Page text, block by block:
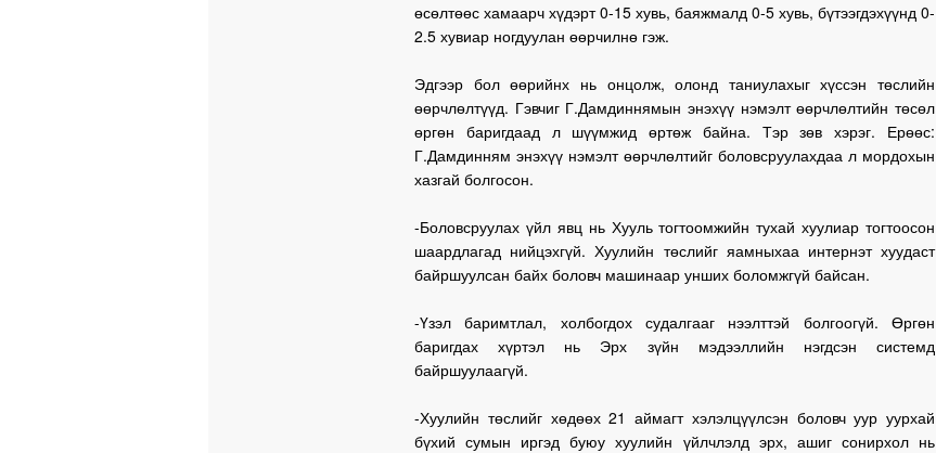
өсөлтөөс хамаарч хүдэрт 0-15 хувь, баяжмалд 0-5 хувь, бүтээгдэхүүнд 0-
2.5 хувиар ногдуулан өөрчилнө гэж.
Эдгээр бол өөрийнх нь онцолж, олонд таниулахыг хүссэн төслийн
өөрчлөлтүүд. Гэвчиг Г.Дамдиннямын энэхүү нэмэлт өөрчлөлтийн төсөл
өргөн баригдаад л шүүмжид өртөж байна. Тэр зөв хэрэг. Ерөөс:
Г.Дамдинням энэхүү нэмэлт өөрчлөлтийг боловсруулахдаа л мордохын
хазгай болгосон.
-Боловсруулах үйл явц нь Хууль тогтоомжийн тухай хуулиар тогтоосон
шаардлагад нийцэхгүй. Хуулийн төслийг яамныхаа интернэт хуудаст
байршуулсан байх боловч машинаар унших боломжгүй байсан.
-Үзэл баримтлал, холбогдох судалгааг нээлттэй болгоогүй. Өргөн
баригдах хүртэл нь Эрх зүйн мэдээллийн нэгдсэн системд
байршуулаагүй.
-Хуулийн төслийг хөдөөх 21 аймагт хэлэлцүүлсэн боловч уур уурхай
бүхий сумын иргэд буюу хуулийн үйлчлэлд эрх, ашиг сонирхол нь